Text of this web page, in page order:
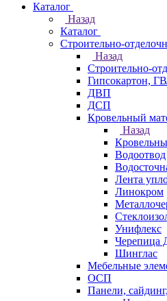
Каталог
Назад
Каталог
Строительно-
Назад
Строительно-
Гипсокартон,
ДВП
ДСП
Кровельный
Назад
Водоотвод
Лента
Линокром
Унифлекс
Черепица
Шинглас
Мебельные
ОСП
Панели,